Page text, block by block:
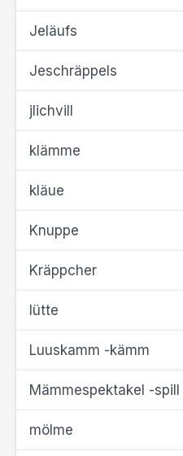
Jeläufs
Jeschräppels
jlichvill
klämme
kläue
Knuppe
Kräppcher
lütte
Luuskamm -kämm
Mämmespektakel -spill
mölme